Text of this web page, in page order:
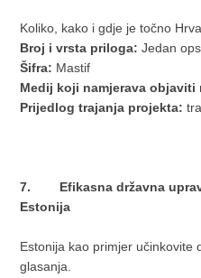
Koliko, kako i gdje je točno
Broj i vrsta priloga: Jedan
Šifra: Mastif
Medij koji namjerava objaviti
Prijedlog trajanja projekta:
7. Efikasna državna
Estonija
Estonija kao primjer učinkovite
glasanja.